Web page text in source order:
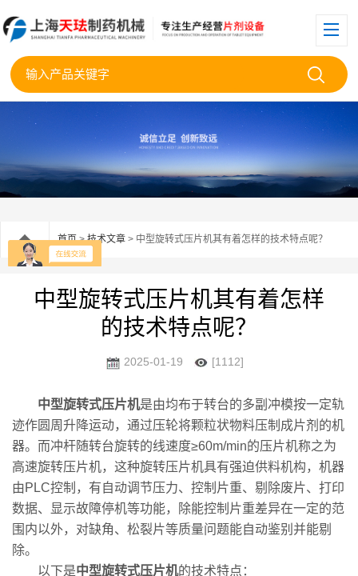
首页>技术文章 > 中型旋转式压片机其有着怎样的技术特点呢？
中型旋转式压片机其有着怎样
的技术特点呢？
2025-01-19 [1112]
中型旋转式压片机是由均布于转台的多副冲模按一定轨
迹作圆周升降运动，通过压轮将颗粒状物料压制成片剂的机
器。而冲杆随转台旋转的线速度≥60m/min的压片机称之为
高速旋转压片机，这种旋转压片机具有强迫供料机构，机器
由PLC控制，有自动调节压力、控制片重、剔除废片、打印
数据、显示故障停机等功能，除能控制片重差异在一定的范
围内以外，对缺角、松裂片等质量问题能自动鉴别并能剔
除。
以下是中型旋转式压片机的技术特点：